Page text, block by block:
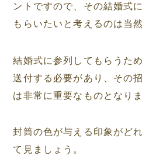
ントですので、その結婚式
もらいたいと考えるのは当
結婚式に参列してもらうた
送付する必要があり、その
は非常に重要なものとなりま
封筒の色が与える印象がど
て見ましょう。